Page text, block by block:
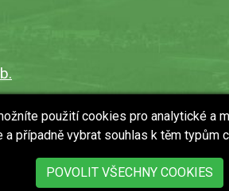
použití cookies pro analytické a
případně vybrat souhlas k těm typům
POVOLIT VŠECHNY COOKIES